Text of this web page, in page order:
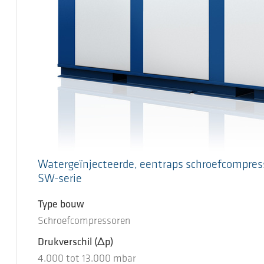
Watergeïnjecteerde, eentraps
SW-serie
Type bouw
Schroefcompressoren
Drukverschil (Δp)
4.000 tot 13.000 mbar